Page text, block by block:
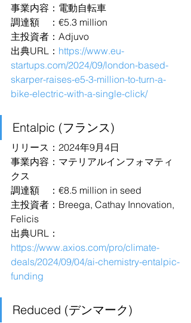
事業内容：電動自転車
調達額　：€5.3 million
主投資者：Adjuvo
出典URL： https://www.eu-
startups.com/2024/09/london-based-
skarper-raises-e5-3-million-to-turn-a-
bike-electric-with-a-single-click/
Entalpic (フランス)
リリース：2024年9月4日
事業内容：マテリアルインフォマティ
クス
調達額　：€8.5 million in seed
主投資者：Breega, Cathay Innovation,
Felicis
出典URL：
https://www.axios.com/pro/climate-
deals/2024/09/04/ai-chemistry-entalpic-
funding
Reduced (デンマーク)